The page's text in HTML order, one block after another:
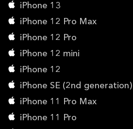
iPhone 13
iPhone 12 Pro Max
iPhone 12 Pro
iPhone 12 mini
iPhone 12
iPhone SE (2nd generation)
iPhone 11 Pro Max
iPhone 11 Pro